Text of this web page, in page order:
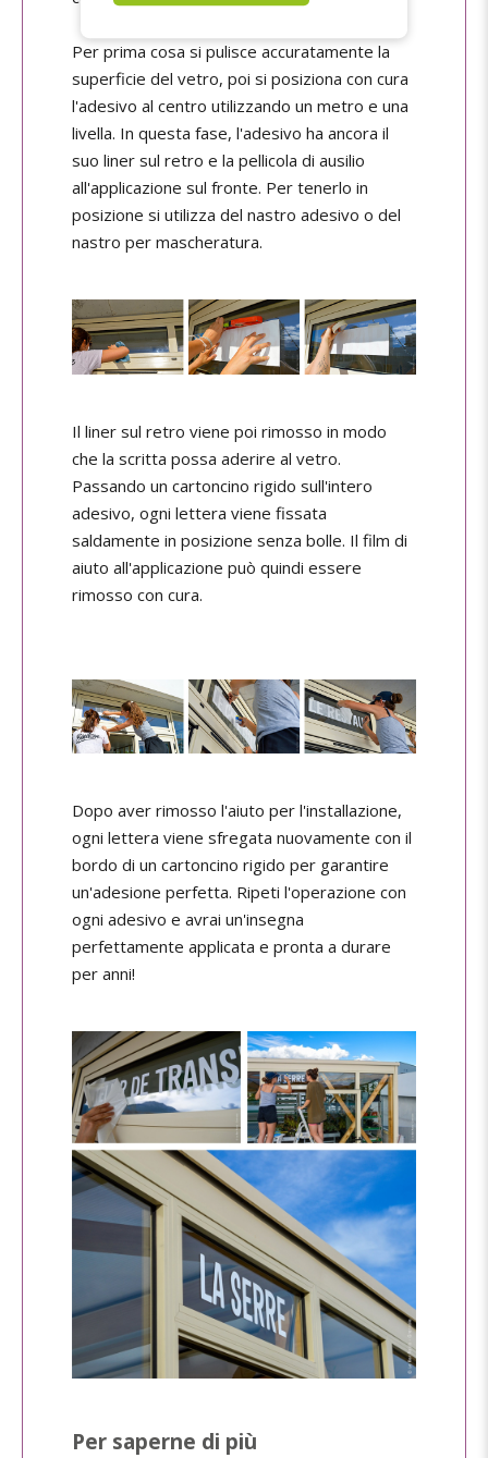
Per prima cosa si pulisce accuratamente la
superficie del vetro, poi si posiziona con cura
l'adesivo al centro utilizzando un metro e una
livella. In questa fase, l'adesivo ha ancora il
suo liner sul retro e la pellicola di ausilio
all'applicazione sul fronte. Per tenerlo in
posizione si utilizza del nastro adesivo o del
nastro per mascheratura.
Il liner sul retro viene poi rimosso in modo
che la scritta possa aderire al vetro.
Passando un cartoncino rigido sull'intero
adesivo, ogni lettera viene fissata
saldamente in posizione senza bolle. Il film di
aiuto all'applicazione può quindi essere
rimosso con cura.
Dopo aver rimosso l'aiuto per l'installazione,
ogni lettera viene sfregata nuovamente con il
bordo di un cartoncino rigido per garantire
un'adesione perfetta. Ripeti l'operazione con
ogni adesivo e avrai un'insegna
perfettamente applicata e pronta a durare
per anni!
Per saperne di più